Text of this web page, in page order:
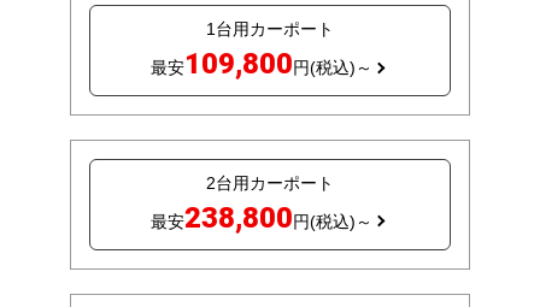
1台用カーポート
最安109,800円(税込)～
2台用カーポート
最安238,800円(税込)～